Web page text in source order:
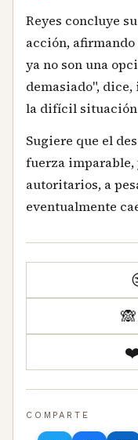
Reyes concluye
acción,
ya no son una
demasiado",
la difícil situación
Sugiere que el
fuerza imparable,
autoritarios, a
eventualmente
🙈
COMPARTE